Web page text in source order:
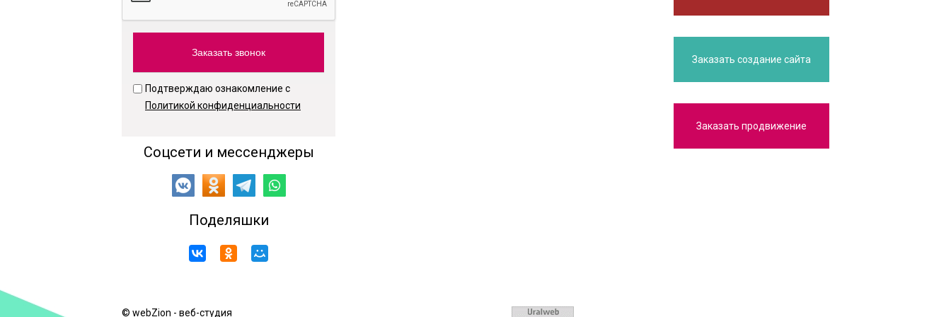
Подтверждаю ознакомление с
Политикой конфиденциальности
Соцсети и мессенджеры
Поделяшки
Заказать создание сайта
Заказать продвижение
© webZion - веб-студия